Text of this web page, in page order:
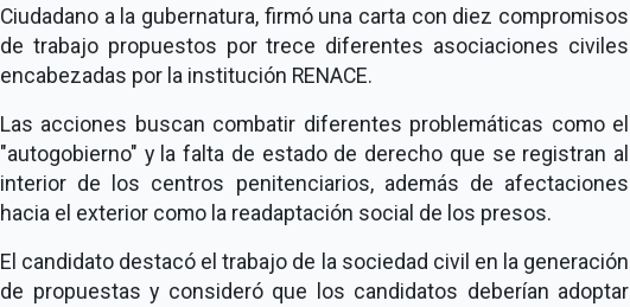
Ciudadano a la gubernatura, firmó una carta con diez compromisos
de trabajo propuestos por trece diferentes asociaciones civiles
encabezadas por la institución RENACE.
Las acciones buscan combatir diferentes problemáticas como el
"autogobierno" y la falta de estado de derecho que se registran al
interior de los centros penitenciarios, además de afectaciones
hacia el exterior como la readaptación social de los presos.
El candidato destacó el trabajo de la sociedad civil en la generación
de propuestas y consideró que los candidatos deberían adoptar